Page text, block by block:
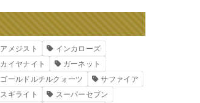
アメジスト
インカローズ
カイヤナイト
ガーネット
ゴールドルチルクォーツ
サファイア
スギライト
スーパーセブン